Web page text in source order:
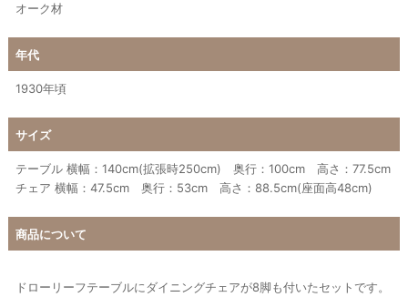
オーク材
年代
1930年頃
サイズ
テーブル 横幅：140cm(拡張時250cm) 奥行：100cm 高さ：77.5cm
チェア 横幅：47.5cm 奥行：53cm 高さ：88.5cm(座面高48cm)
商品について
ドローリーフテーブルにダイニングチェアが8脚も付いたセットです。